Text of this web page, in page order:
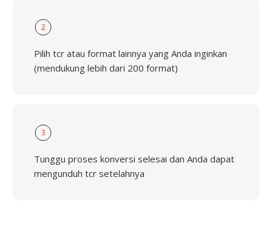
2
Pilih tcr atau format lainnya yang Anda inginkan
(mendukung lebih dari 200 format)
3
Tunggu proses konversi selesai dan Anda dapat
mengunduh tcr setelahnya